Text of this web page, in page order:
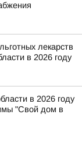
лекарств
в 2026 году
в 2026 году
"Свой дом в